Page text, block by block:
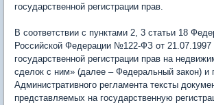
государственной регистрации прав.
В соответствии с пунктами 2, 3 статьи 18
Российской Федерации №122-ФЗ от
государственной регистрации прав на
сделок с ним» (далее – Федеральный закон) и
Административного регламента тексты
представляемых на государственную